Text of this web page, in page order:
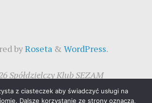
byRoseta& WordPress.
Spółdzielczy Klub SEZAM
z ciasteczek aby świadczyć usługi na
Dalsze korzystanie ze strony oznacza,